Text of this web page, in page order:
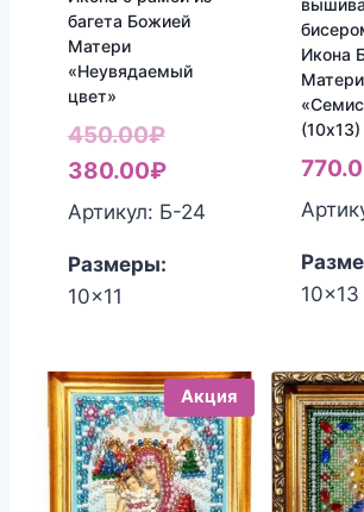
багета Божией
Матери
«Неувядаемый
цвет»
450.00₽Первоначальная
цена
составляла
380.00₽Текущая
цена:
Артикул: Б-24
Размеры:
10x11
Икона
Матери
(10х13)
10x13
Акция